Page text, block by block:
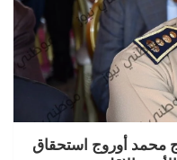
محمد أوروج استحقاق